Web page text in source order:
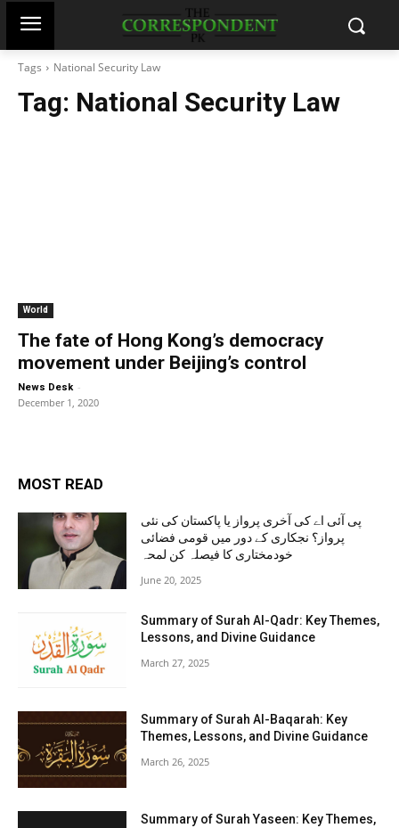
Tags National Security Law
Tag: National Security Law
World
The fate of Hong Kong’s democracy
movement under Beijing’s control
News Desk -
December 1, 2020
MOST READ
پی آئی اے کی آخری پرواز یا پاکستان کی نئی
پرواز؟ نجکاری کے دور میں قومی فضائی
خودمختاری کا فیصلہ کن لمحہ
June 20, 2025
Summary of Surah Al-Qadr: Key Themes,
Lessons, and Divine Guidance
March 27, 2025
Summary of Surah Al-Baqarah: Key
Themes, Lessons, and Divine Guidance
March 26, 2025
Summary of Surah Yaseen: Key Themes,